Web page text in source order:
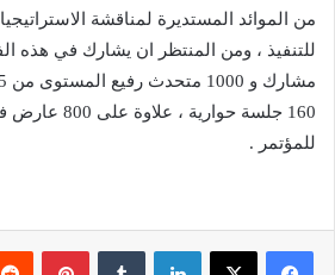
من الموائد المستديرة لمناقشة
160 جلسة
للمؤتمر .
لينكدإن بينتيريست